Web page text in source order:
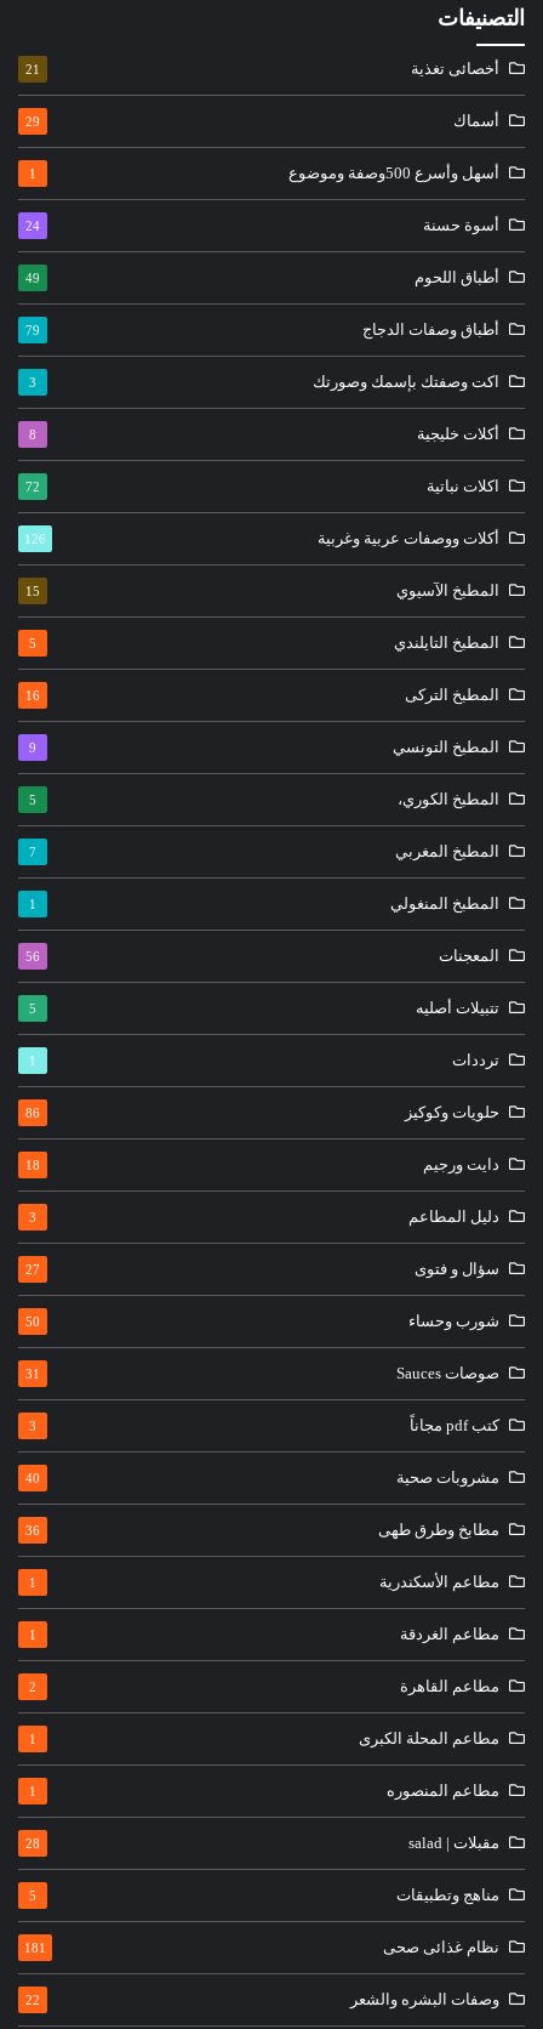
التصنيفات
أخصائى تغذية 21
أسماك 29
أسهل وأسرع 500وصفة وموضوع 1
أسوة حسنة 24
أطباق اللحوم 49
أطباق وصفات الدجاج 79
اكت وصفتك بإسمك وصورتك 3
أكلات خليجية 8
اكلات نباتية 72
أكلات ووصفات عربية وغربية 126
المطبخ الآسيوي 15
المطبخ التايلندي 5
المطبخ التركى 16
المطبخ التونسي 9
المطبخ الكوري، 5
المطبخ المغربي 7
المطبخ المنغولي 1
المعجنات 56
تتبيلات أصليه 5
ترددات 1
حلويات وكوكيز 86
دايت ورجيم 18
دليل المطاعم 3
سؤال و فتوى 27
شورب وحساء 50
صوصات Sauces 31
كتب pdf مجاناً 3
مشروبات صحية 40
مطابخ وطرق طهى 36
مطاعم الأسكندرية 1
مطاعم الغردقة 1
مطاعم القاهرة 2
مطاعم المحلة الكبرى 1
مطاعم المنصوره 1
مقبلات | salad 28
مناهج وتطبيقات 5
نظام غذائى صحى 181
وصفات البشره والشعر 22